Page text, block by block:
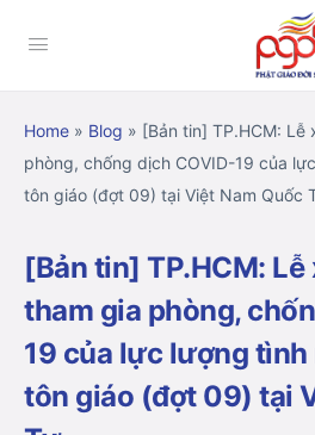
Home » Blog » [Bản tin] TP.HCM: Lễ
phòng, chống dịch COVID-19 của
tôn giáo (đợt 09) tại Việt Nam Quốc
[Bản tin] TP.HCM:
tham gia phòng,
19 của lực lượng
tôn giáo (đợt 09) tại